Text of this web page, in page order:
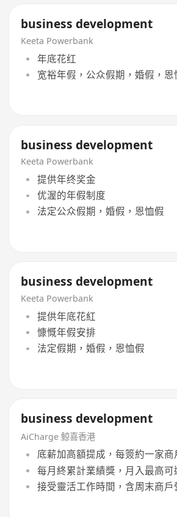
business development
Keeta Powerbank
年底花红
宽裕年假，公众假期，婚假，恩
business development
Keeta Powerbank
提供年终奖金
优渥的年假制度
法定公众假期，婚假，恩恤假
business development
Keeta Powerbank
提供年底花紅
慷慨年假安排
法定假期，婚假，恩恤假
business development
AiCharge 鯨喜香港
底薪加高額提成，每簽約一家
每月終累計業績獎，月入最高可
接受靈活工作時間，含周末商戶